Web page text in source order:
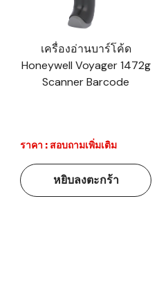
เครื่องอ่านบาร์โค้ด
Honeywell Voyager 1472g
Scanner Barcode
ราคา : สอบถามเพิ่มเติม
หยิบลงตะกร้า